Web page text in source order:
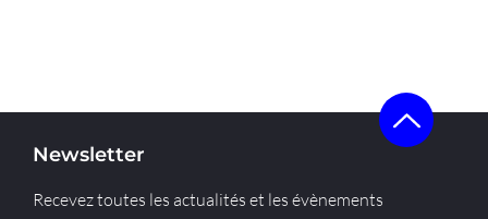
Newsletter
Recevez toutes les actualités et les évènements